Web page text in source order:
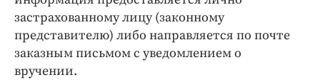
застрахованному лицу (законному
представителю) либо направляется по почте
заказным письмом с уведомлением о
вручении.